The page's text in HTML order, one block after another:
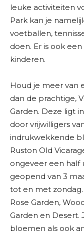
leuke activiteiten
Park kan je
voetballen,
doen. Er is ook
kinderen.
Houd je meer van
dan de prachtige,
Garden. Deze ligt
door vrijwilligers
indrukwekkende
Ruston Old
ongeveer een half
geopend van 3
tot en met zondag.
Rose Garden,
Garden en Desert.
bloemen als ook